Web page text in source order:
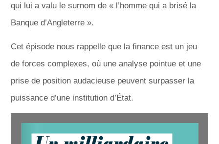
qui lui a valu le surnom de « l’homme qui a brisé la
Banque d’Angleterre ».
Cet épisode nous rappelle que la finance est un jeu
de forces complexes, où une analyse pointue et une
prise de position audacieuse peuvent surpasser la
puissance d’une institution d’État.